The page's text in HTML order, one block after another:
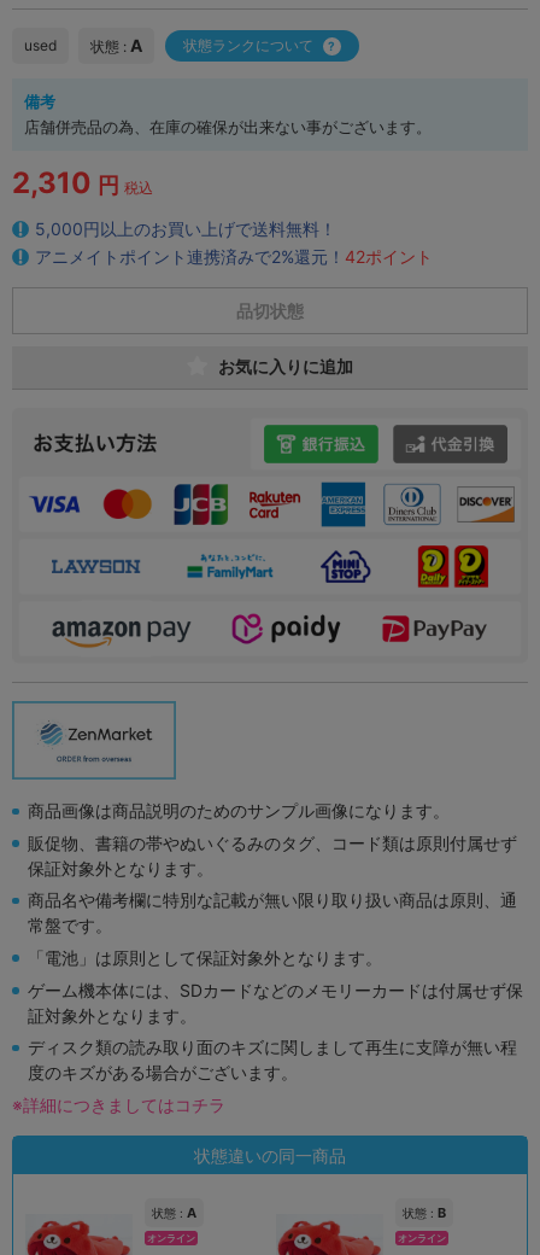
used 状態 : A 状態ランクについて
備考
店舗併売品の為、在庫の確保が出来ない事がございます。
2,310 円 税込
5,000円以上のお買い上げで送料無料！
アニメイトポイント連携済みで2%還元！ 42ポイント
品切状態
お気に入りに追加
商品画像は商品説明のためのサンプル画像になります。
販促物、書籍の帯やぬいぐるみのタグ、コード類は原則付属せず
保証対象外となります。
商品名や備考欄に特別な記載が無い限り取り扱い商品は原則、通
常盤です。
「電池」は原則として保証対象外となります。
ゲーム機本体には、SDカードなどのメモリーカードは付属せず保
証対象外となります。
ディスク類の読み取り面のキズに関しまして再生に支障が無い程
度のキズがある場合がございます。
※詳細につきましてはコチラ
状態違いの同一商品
状態 : A
オンライン
状態 : B
オンライン